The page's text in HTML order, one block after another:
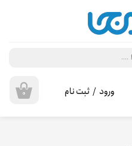
۰ ورود / ثبت نام